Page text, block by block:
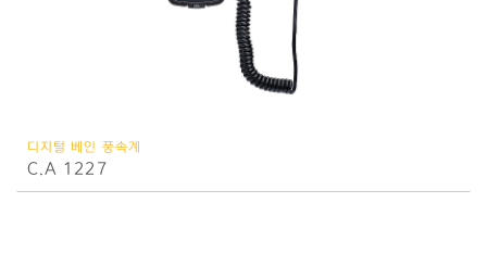
디지털 베인 풍속계
C.A 1227